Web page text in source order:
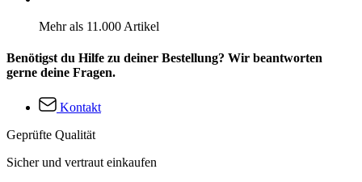
Mehr als 11.000 Artikel
Benötigst du Hilfe zu deiner Bestellung? Wir beantworten
gerne deine Fragen.
Kontakt
Geprüfte Qualität
Sicher und vertraut einkaufen